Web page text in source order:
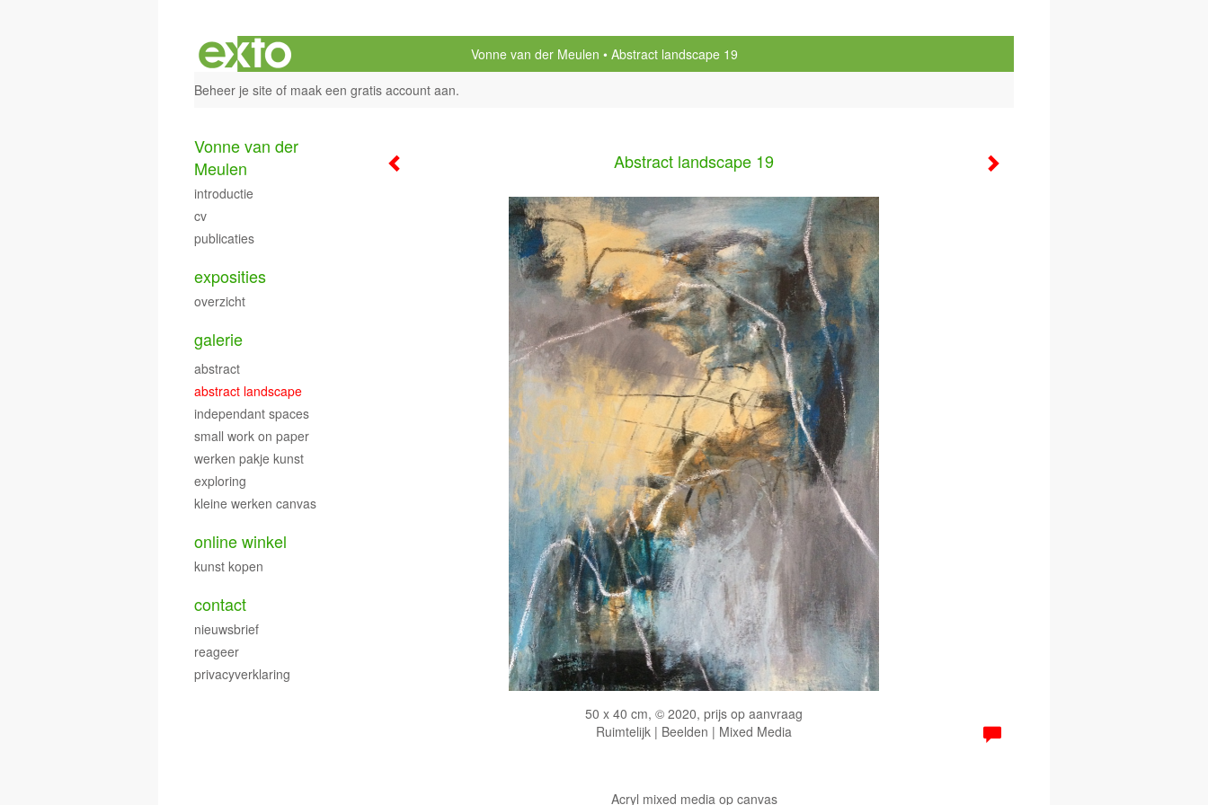
Vonne van der Meulen
Abstract landscape 19
Beheer je site of maak een gratis account aan.
Abstract landscape 19
50 x 40 cm, © 2020, prijs op aanvraag
Ruimtelijk | Beelden | Mixed Media
Acryl mixed media op canvas
Vonne van der
Meulen
introductie
cv
publicaties
exposities
overzicht
galerie
abstract
abstract landscape
independant spaces
small work on paper
werken pakje kunst
exploring
kleine werken canvas
online winkel
kunst kopen
contact
nieuwsbrief
reageer
privacyverklaring